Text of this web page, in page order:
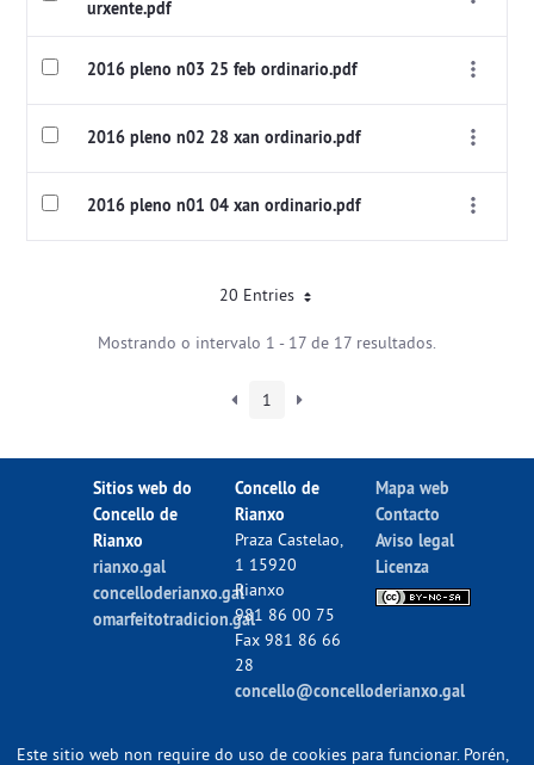
urxente.pdf
2016 pleno n03 25 feb ordinario.pdf
2016 pleno n02 28 xan ordinario.pdf
2016 pleno n01 04 xan ordinario.pdf
20 Entries
Mostrando o intervalo 1 - 17 de 17 resultados.
1
Sitios web do
Concello de
Rianxo
rianxo.gal
concelloderianxo.gal
omarfeitotradicion.gal
Concello de
Rianxo
Praza Castelao,
1 15920
Rianxo
981 86 00 75
Fax 981 86 66
28
concello@concelloderianxo.gal
Mapa web
Contacto
Aviso legal
Licenza
Este sitio web non require do uso de cookies para funcionar. Porén,